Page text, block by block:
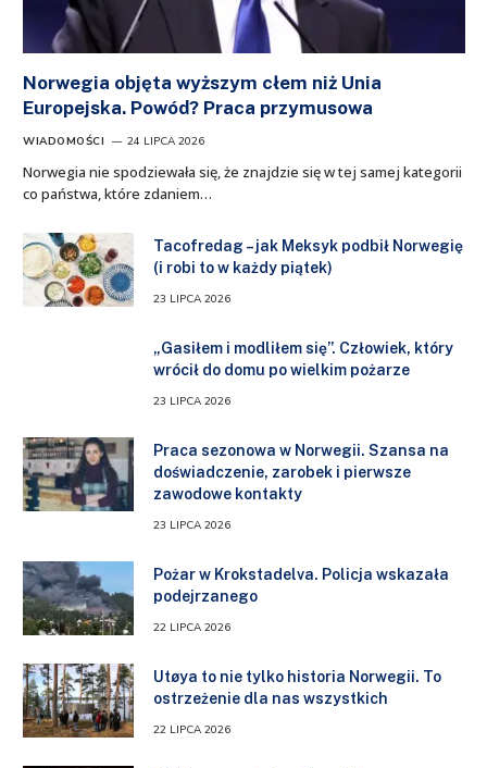
Norwegia objęta wyższym cłem niż Unia
Europejska. Powód? Praca przymusowa
WIADOMOŚCI 24 LIPCA 2026
Norwegia nie spodziewała się, że znajdzie się w tej samej kategorii
co państwa, które zdaniem…
Tacofredag – jak Meksyk podbił Norwegię
(i robi to w każdy piątek)
23 LIPCA 2026
„Gasiłem i modliłem się”. Człowiek, który
wrócił do domu po wielkim pożarze
23 LIPCA 2026
Praca sezonowa w Norwegii. Szansa na
doświadczenie, zarobek i pierwsze
zawodowe kontakty
23 LIPCA 2026
Pożar w Krokstadelva. Policja wskazała
podejrzanego
22 LIPCA 2026
Utøya to nie tylko historia Norwegii. To
ostrzeżenie dla nas wszystkich
22 LIPCA 2026